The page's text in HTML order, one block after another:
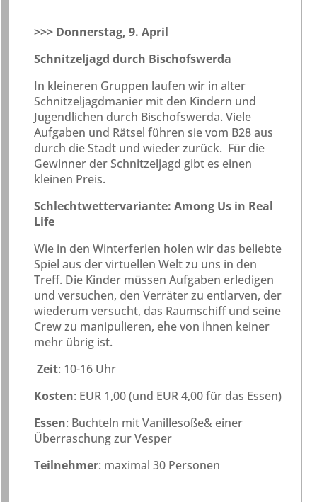
>>> Donnerstag, 9. April
Schnitzeljagd durch Bischofswerda
In kleineren Gruppen laufen wir in alter
Schnitzeljagdmanier mit den Kindern und
Jugendlichen durch Bischofswerda. Viele
Aufgaben und Rätsel führen sie vom B28 aus
durch die Stadt und wieder zurück. Für die
Gewinner der Schnitzeljagd gibt es einen
kleinen Preis.
Schlechtwettervariante: Among Us in Real
Life
Wie in den Winterferien holen wir das beliebte
Spiel aus der virtuellen Welt zu uns in den
Treff. Die Kinder müssen Aufgaben erledigen
und versuchen, den Verräter zu entlarven, der
wiederum versucht, das Raumschiff und seine
Crew zu manipulieren, ehe von ihnen keiner
mehr übrig ist.
Zeit: 10-16 Uhr
Kosten: EUR 1,00 (und EUR 4,00 für das Essen)
Essen: Buchteln mit Vanillesoße& einer
Überraschung zur Vesper
Teilnehmer: maximal 30 Personen